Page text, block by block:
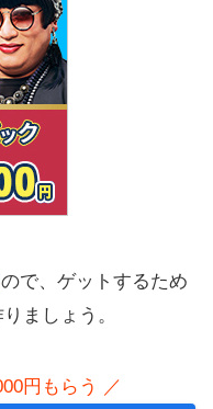
ので、ゲットするため
ましょう。
円もらう ／